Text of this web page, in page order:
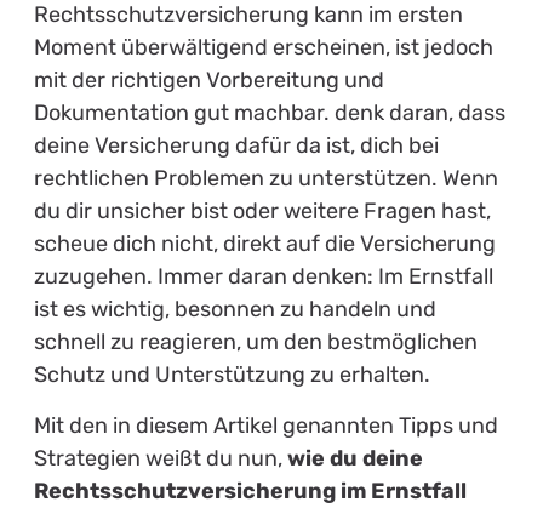
Rechtsschutzversicherung kann im ersten
Moment überwältigend erscheinen, ist jedoch
mit der richtigen Vorbereitung und
Dokumentation gut machbar. denk daran, dass
deine Versicherung dafür da ist, dich bei
rechtlichen Problemen zu unterstützen. Wenn
du dir unsicher bist oder weitere Fragen hast,
scheue dich nicht, direkt auf die Versicherung
zuzugehen. Immer daran denken: Im Ernstfall
ist es wichtig, besonnen zu handeln und
schnell zu reagieren, um den bestmöglichen
Schutz und Unterstützung zu erhalten.
Mit den in diesem Artikel genannten Tipps und
Strategien weißt du nun,wie du deine
Rechtsschutzversicherung im Ernstfall